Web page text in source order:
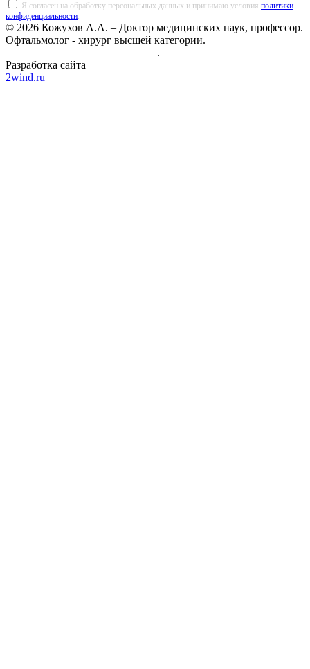
Я согласен на обработку персональных данных и принимаю условия политики
конфиденциальности.
© 2026 Кожухов А.А. – Доктор медицинских наук, профессор.
Офтальмолог - хирург высшей категории.
.
Разработка сайта
2wind.ru